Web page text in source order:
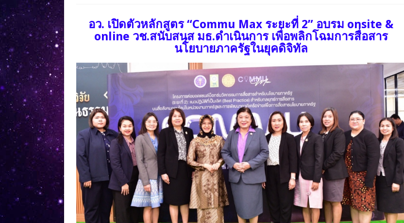
อว. เปิดตัวหลักสูตร “Commu Max ระยะที่ 2” อบรม onsite &
online วช.สนับสนุส มธ.ดำเนินการ เพื่อพลิกโฉมการสื่อสาร
นโยบายภาครัฐในยุคดิจิทัล